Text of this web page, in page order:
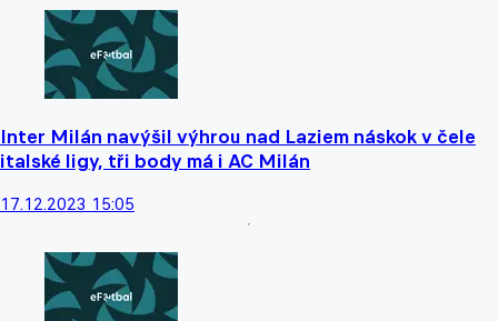
Inter Milán navýšil výhrou nad Laziem náskok v čele
italské ligy, tři body má i AC Milán
17.12.2023 15:05